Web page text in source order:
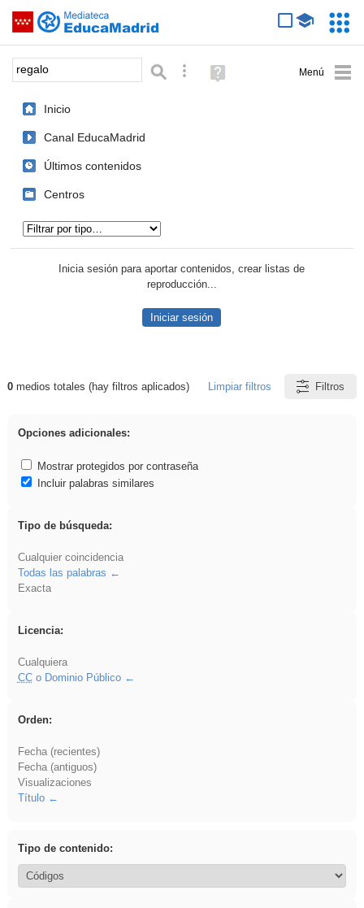
Saltar navegación
Palabra o frase: Búsqueda avanzada
Ayuda
(en
Inicio
Canal EducaMadrid
Últimos contenidos
Centros
Inicia sesión para aportar contenidos, crear listas de
reproducción...
Iniciar sesión
Resultados de: regalo
0medios totales (hay filtros aplicados) Limpiar filtros Filtros
Opciones adicionales:
Mostrar protegidos por contraseña
Incluir palabras similares
Tipo de búsqueda:
Cualquier coincidencia
Todas las palabras
Exacta
Licencia:
Cualquiera
CCo Dominio Público
Orden:
Fecha (recientes)
Fecha (antiguos)
Visualizaciones
Título
Tipo de contenido: